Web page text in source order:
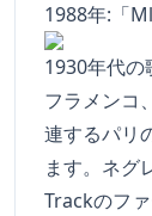
1988年:「
1930年代の
フラメンコ
連するパリ
ます。ネグ
Trackのフ